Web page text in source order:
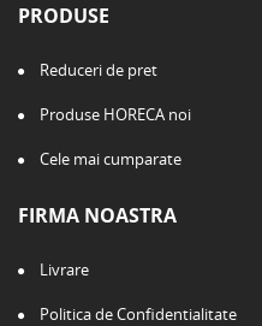
PRODUSE
Reduceri de pret
Produse HORECA noi
Cele mai cumparate
FIRMA NOASTRA
Livrare
Politica de Confidentialitate